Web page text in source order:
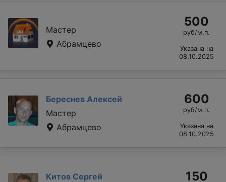
Мастер
Абрамцево
500
руб/м.п.
Указана на
08.10.2025
Береснев Алексей
Мастер
Абрамцево
600
руб/м.п.
Указана на
08.10.2025
Китов Сергей
150